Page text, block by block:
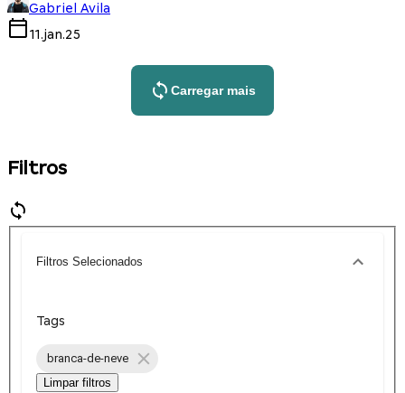
Gabriel Avila
11.jan.25
Carregar mais
Filtros
Filtros Selecionados
Tags
branca-de-neve
Limpar filtros